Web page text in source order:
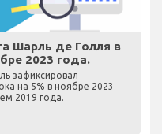
Шарль де Голля в
2023 года.
зафиксировал
на 5% в ноябре 2023
2019 года.